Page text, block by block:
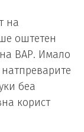
на
оштетен
ВАР. Имало
беа
корист